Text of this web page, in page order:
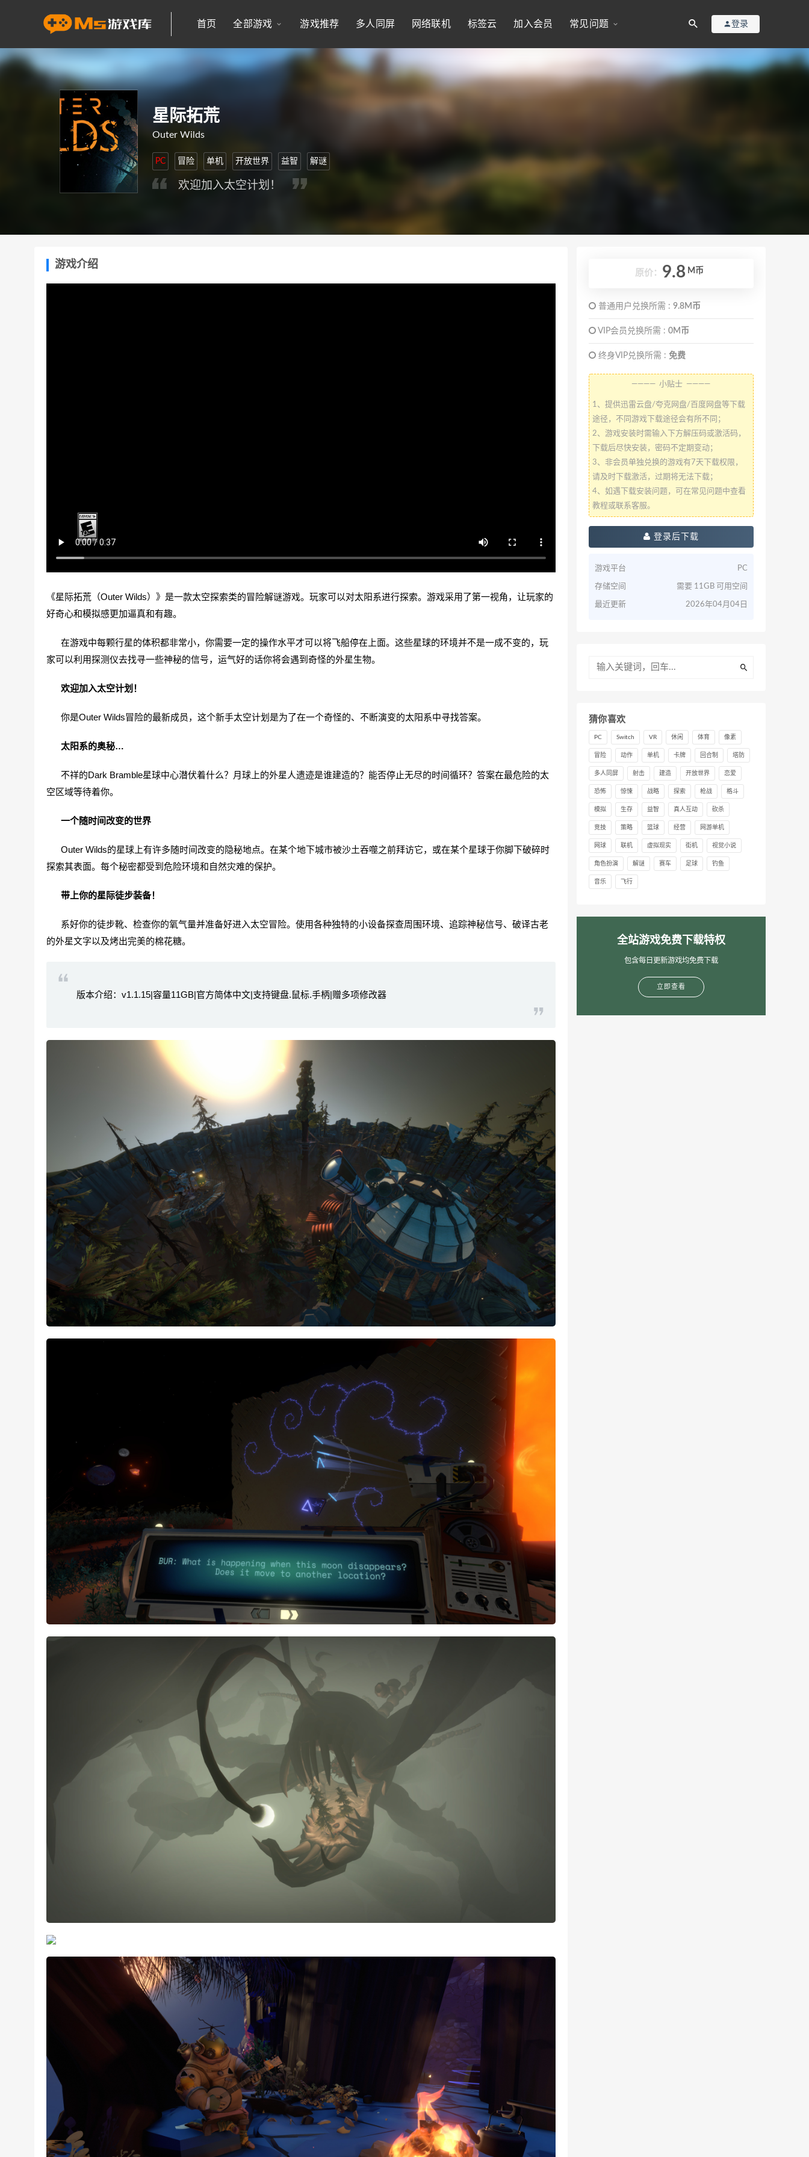
首页 全部游戏 游戏推荐 多人同屏 网络联机 标签云 加入会员 常见问题 登录
星际拓荒
Outer Wilds
PC 冒险 单机 开放世界 益智 解谜
欢迎加入太空计划！
游戏介绍
《星际拓荒（Outer Wilds）》是一款太空探索类的冒险解谜游戏。玩家可以对太阳系进行探索。游戏采用了第一视角，让玩家的
好奇心和模拟感更加逼真和有趣。
在游戏中每颗行星的体积都非常小，你需要一定的操作水平才可以将飞船停在上面。这些星球的环境并不是一成不变的，玩
家可以利用探测仪去找寻一些神秘的信号，运气好的话你将会遇到奇怪的外星生物。
欢迎加入太空计划！
你是Outer Wilds冒险的最新成员，这个新手太空计划是为了在一个奇怪的、不断演变的太阳系中寻找答案。
太阳系的奥秘…
不祥的Dark Bramble星球中心潜伏着什么？月球上的外星人遗迹是谁建造的？能否停止无尽的时间循环？答案在最危险的太
空区域等待着你。
一个随时间改变的世界
Outer Wilds的星球上有许多随时间改变的隐秘地点。在某个地下城市被沙土吞噬之前拜访它，或在某个星球于你脚下破碎时
探索其表面。每个秘密都受到危险环境和自然灾难的保护。
带上你的星际徒步装备！
系好你的徒步靴、检查你的氧气量并准备好进入太空冒险。使用各种独特的小设备探查周围环境、追踪神秘信号、破译古老
的外星文字以及烤出完美的棉花糖。
版本介绍：v1.1.15|容量11GB|官方简体中文|支持键盘.鼠标.手柄|赠多项修改器
原价： 9.8 M币
普通用户兑换所需 : 9.8M币
VIP会员兑换所需 : 0M币
终身VIP兑换所需 : 免费
———— 小贴士 ————
1、提供迅雷云盘/夸克网盘/百度网盘等下载
途径，不同游戏下载途径会有所不同；
2、游戏安装时需输入下方解压码或激活码，
下载后尽快安装，密码不定期变动；
3、非会员单独兑换的游戏有7天下载权限，
请及时下载激活，过期将无法下载；
4、如遇下载安装问题，可在常见问题中查看
教程或联系客服。
登录后下载
游戏平台 PC
存储空间 需要 11GB 可用空间
最近更新 2026年04月04日
猜你喜欢
PC Switch VR 休闲 体育 像素
冒险 动作 单机 卡牌 回合制 塔防
多人同屏 射击 建造 开放世界 恋爱
恐怖 惊悚 战略 探索 枪战 格斗
模拟 生存 益智 真人互动 砍杀
竞技 策略 篮球 经营 网游单机
网球 联机 虚拟现实 街机 视觉小说
角色扮演 解谜 赛车 足球 钓鱼
音乐 飞行
全站游戏免费下载特权
包含每日更新游戏均免费下载
立即查看